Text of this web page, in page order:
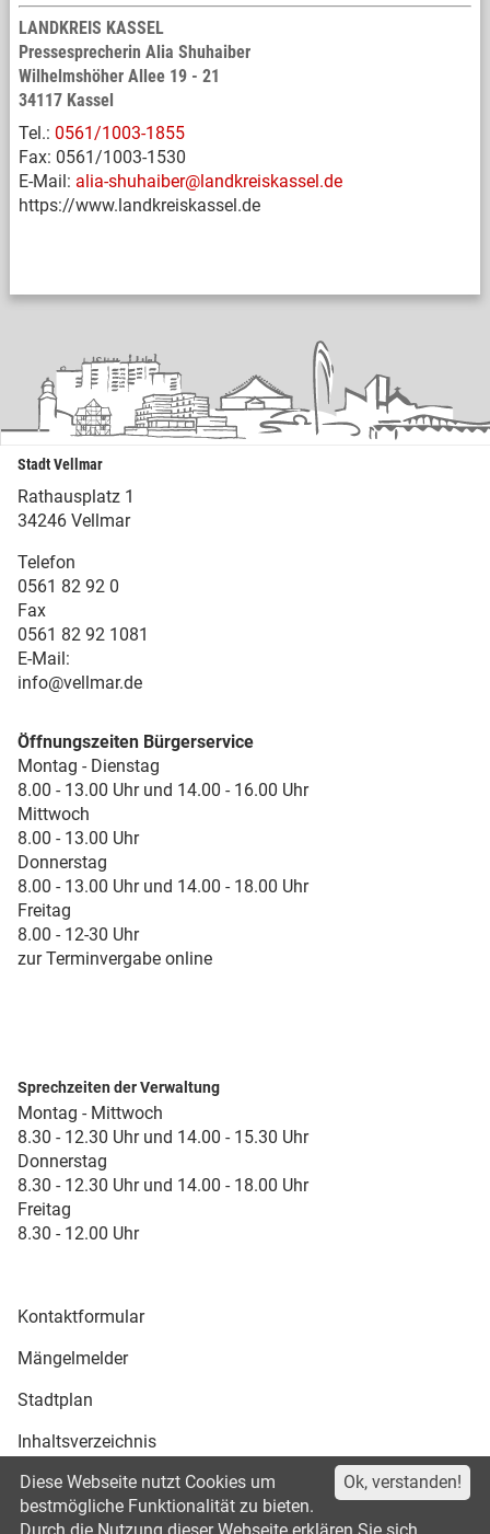
LANDKREIS KASSEL
Pressesprecherin Alia Shuhaiber
Wilhelmshöher Allee 19 - 21
34117 Kassel
Tel.: 0561/1003-1855
Fax: 0561/1003-1530
E-Mail: alia-shuhaiber@landkreiskassel.de
https://www.landkreiskassel.de
Stadt Vellmar
Rathausplatz 1
34246 Vellmar
Telefon
0561 82 92 0
Fax
0561 82 92 1081
E-Mail:
info@vellmar.de
Öffnungszeiten Bürgerservice
Montag - Dienstag
8.00 - 13.00 Uhr und 14.00 - 16.00 Uhr
Mittwoch
8.00 - 13.00 Uhr
Donnerstag
8.00 - 13.00 Uhr und 14.00 - 18.00 Uhr
Freitag
8.00 - 12-30 Uhr
zur Terminvergabe online
Sprechzeiten der Verwaltung
Montag - Mittwoch
8.30 - 12.30 Uhr und 14.00 - 15.30 Uhr
Donnerstag
8.30 - 12.30 Uhr und 14.00 - 18.00 Uhr
Freitag
8.30 - 12.00 Uhr
Kontaktformular
Mängelmelder
Stadtplan
Inhaltsverzeichnis
Druckansicht
Ok, verstanden!
Diese Webseite nutzt Cookies um
bestmögliche Funktionalität zu bieten.